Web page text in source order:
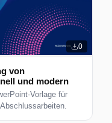
0
von
und modern
Vorlage für